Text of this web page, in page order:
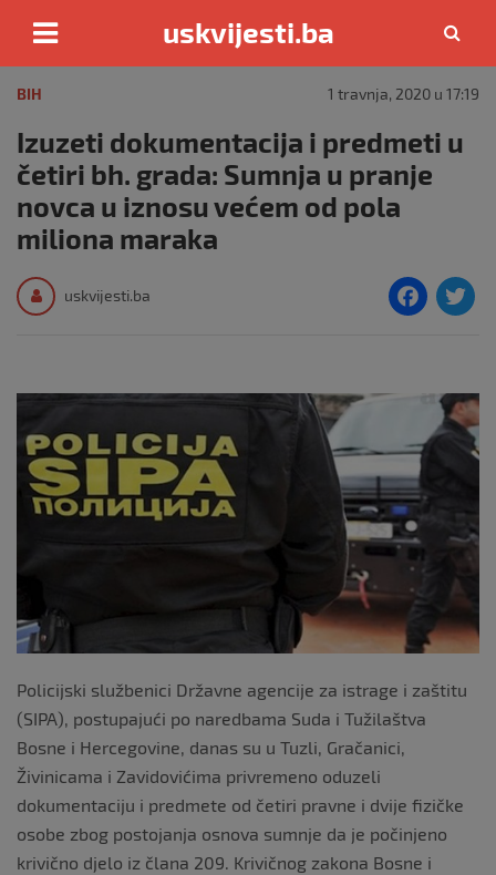
content
uskvijesti.ba
BIH 1 travnja, 2020 u 17:19
Izuzeti dokumentacija i predmeti u
četiri bh. grada: Sumnja u pranje
novca u iznosu većem od pola
miliona maraka
uskvijesti.ba
F
e
b
o
Policijski službenici Državne agencije za istrage i zaštitu
(SIPA), postupajući po naredbama Suda i Tužilaštva
Bosne i Hercegovine, danas su u Tuzli, Gračanici,
Živinicama i Zavidovićima privremeno oduzeli
dokumentaciju i predmete od četiri pravne i dvije fizičke
osobe zbog postojanja osnova sumnje da je počinjeno
krivično djelo iz člana 209. Krivičnog zakona Bosne i